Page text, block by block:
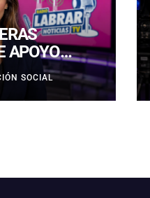
APOYO
AFECTADAS
SOCIAL